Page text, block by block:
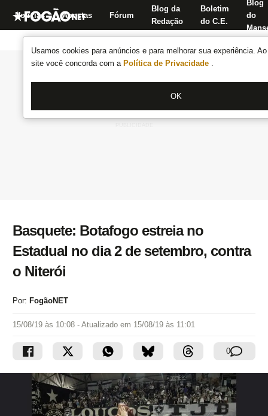
Usamos cookies para anúncios e para melhorar sua experiência.
site você concorda com a Política de Privacidade .
OK
Notícias Apostas Fórum
Blog da
Redação
Boletim
do C.E.
Blog
do
Basquete: Botafogo estreia no
Estadual no dia 2 de setembro, contra
o Niterói
Por: FogãoNET
15/08/19 às 10:08 - Atualizado em 15/08/19 às 11:01
0